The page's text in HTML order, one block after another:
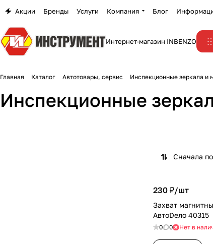
Акции Бренды Услуги Компания Блог
Интернет-магазин INBENZO
Главная Каталог Автотовары, сервис Инспекционные зеркала и
Инспекционные
Сначала
230 ₽/шт
Захват
АвтоDело 40315
0 0 Нет в